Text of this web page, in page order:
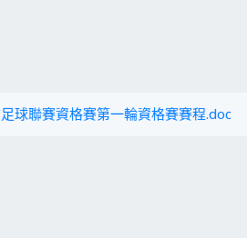
球聯賽資格賽第一輪資格賽賽程.doc